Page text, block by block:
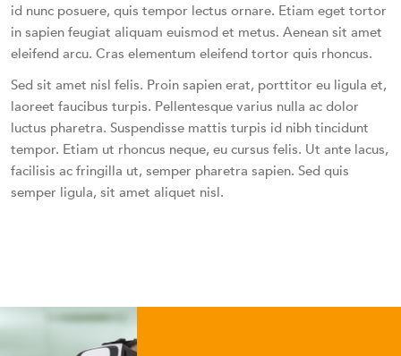
id nunc posuere, quis tempor lectus ornare. Etiam eget tortor
in sapien feugiat aliquam euismod et metus. Aenean sit amet
eleifend arcu. Cras elementum eleifend tortor quis rhoncus.
Sed sit amet nisl felis. Proin sapien erat, porttitor eu ligula et,
laoreet faucibus turpis. Pellentesque varius nulla ac dolor
luctus pharetra. Suspendisse mattis turpis id nibh tincidunt
tempor. Etiam ut rhoncus neque, eu cursus felis. Ut ante lacus,
facilisis ac fringilla ut, semper pharetra sapien. Sed quis
semper ligula, sit amet aliquet nisl.